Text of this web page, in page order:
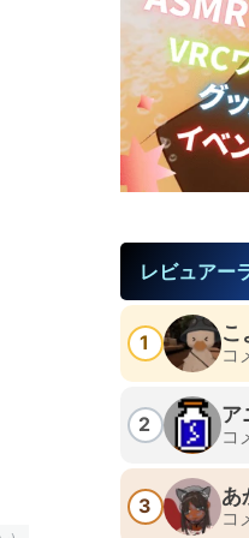
レビュアー
1 こ
コ
2 ア
コ
3 あ
コ